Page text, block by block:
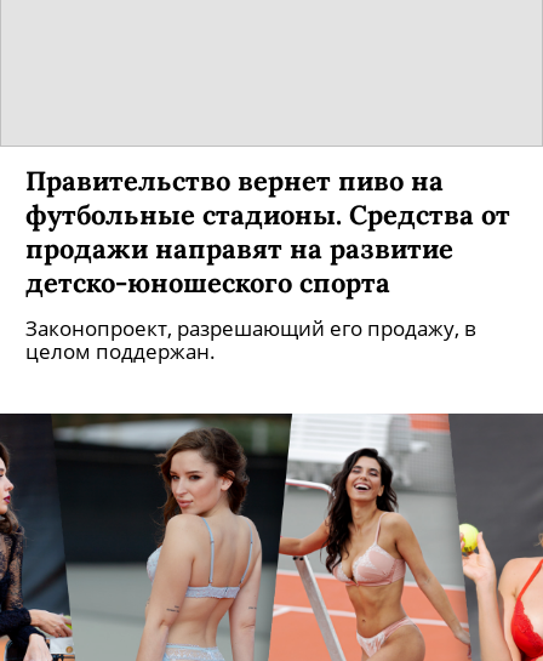
Правительство вернет пиво на
футбольные стадионы. Средства от
продажи направят на развитие
детско-юношеского спорта
Законопроект, разрешающий его продажу, в
целом поддержан.